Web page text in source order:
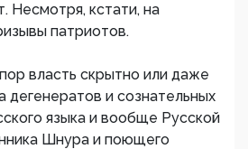
Несмотря, кстати, на
патриотов.
власть скрытно или даже
и сознательных
языка и вообще Русской
Шнура и поющего